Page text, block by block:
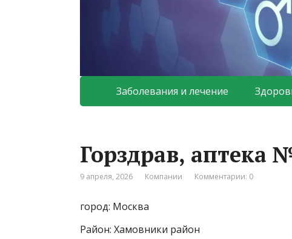
Заболевания и лечение
Горздрав, аптека
9 апреля, 2026 Компании Комментарии: 0
город: Москва
Район: Хамовники район